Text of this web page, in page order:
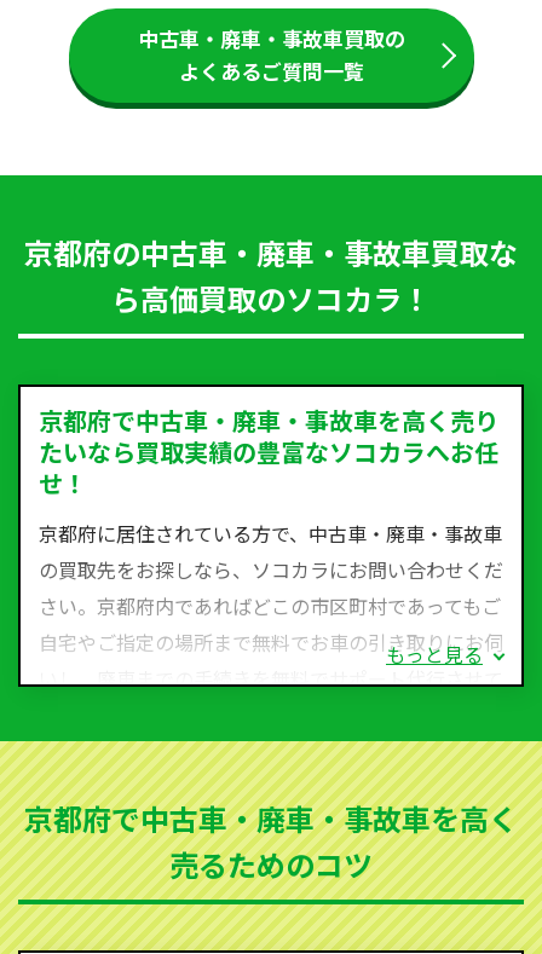
中古車・廃車・事故車買取の
よくあるご質問一覧
京都府の中古車・廃車・事故車買取な
ら高価買取のソコカラ！
京都府で中古車・廃車・事故車を高く売り
たいなら買取実績の豊富なソコカラへお任
せ！
京都府に居住されている方で、中古車・廃車・事故車
の買取先をお探しなら、ソコカラにお問い合わせくだ
さい。京都府内であればどこの市区町村であってもご
自宅やご指定の場所まで無料でお車の引き取りにお伺
いし、廃車までの手続きを無料でサポート代行させて
など動かない車、水害車、不動車、乗らなくなってし
まった車、車検が切れて動かすことができない車でも
買取可能です。
ソコカラは世界１１０か国に独自の販売ネットワーク
を持ち、国内に自社物流網、自社ヤードをもっている
ため、中間マージンがかかりません。だから高価買取
もっと見る
京都府で中古車・廃車・事故車を高く
売るためのコツ